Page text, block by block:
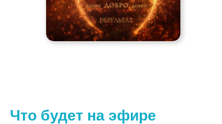
Что будет на эфире